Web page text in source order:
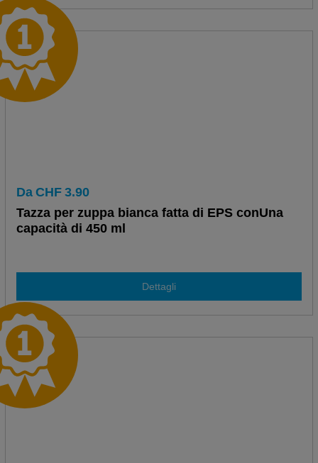
Da CHF 3.90
Tazza per zuppa bianca fatta di EPS conUna
capacità di 450 ml
Dettagli